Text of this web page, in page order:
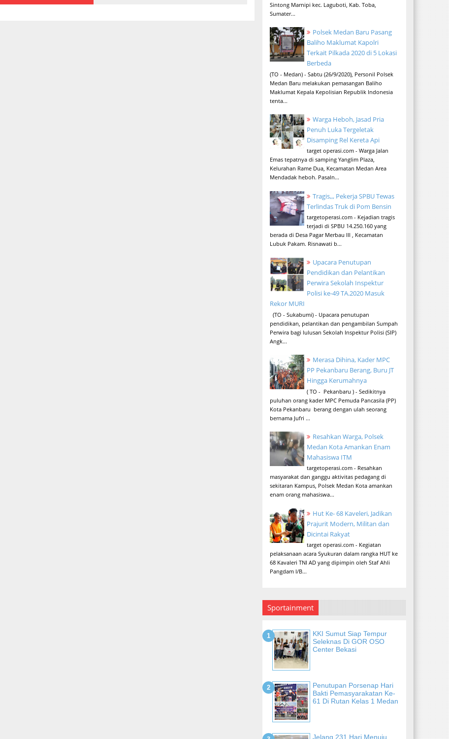
Sintong Marnipi kec. Laguboti, Kab. Toba,
Sumater...
Polsek Medan Baru Pasang
Baliho Maklumat Kapolri
Terkait Pilkada 2020 di 5 Lokasi
Berbeda
(TO - Medan) - Sabtu (26/9/2020), Personil Polsek
Medan Baru melakukan pemasangan Baliho
Maklumat Kepala Kepolisian Republik Indonesia
tenta...
Warga Heboh, Jasad Pria
Penuh Luka Tergeletak
Disamping Rel Kereta Api
target operasi.com - Warga Jalan
Emas tepatnya di samping Yanglim Plaza,
Kelurahan Rame Dua, Kecamatan Medan Area
Mendadak heboh. Pasaln...
Tragis,,, Pekerja SPBU Tewas
Terlindas Truk di Pom Bensin
targetoperasi.com - Kejadian tragis
terjadi di SPBU 14.250.160 yang
berada di Desa Pagar Merbau III , Kecamatan
Lubuk Pakam. Risnawati b...
Upacara Penutupan
Pendidikan dan Pelantikan
Perwira Sekolah Inspektur
Polisi ke-49 TA.2020 Masuk
Rekor MURI
(TO - Sukabumi) - Upacara penutupan
pendidikan, pelantikan dan pengambilan Sumpah
Perwira bagi lulusan Sekolah Inspektur Polisi (SIP)
Angk...
Merasa Dihina, Kader MPC
PP Pekanbaru Berang, Buru JT
Hingga Kerumahnya
( TO - Pekanbaru ) - Sedikitnya
puluhan orang kader MPC Pemuda Pancasila (PP)
Kota Pekanbaru berang dengan ulah seorang
bernama Jufri ...
Resahkan Warga, Polsek
Medan Kota Amankan Enam
Mahasiswa ITM
targetoperasi.com - Resahkan
masyarakat dan ganggu aktivitas pedagang di
sekitaran Kampus, Polsek Medan Kota amankan
enam orang mahasiswa...
Hut Ke- 68 Kaveleri, Jadikan
Prajurit Modern, Militan dan
Dicintai Rakyat
target operasi.com - Kegiatan
pelaksanaan acara Syukuran dalam rangka HUT ke
68 Kavaleri TNI AD yang dipimpin oleh Staf Ahli
Pangdam I/B...
Sportainment
KKI Sumut Siap Tempur
Seleknas Di GOR OSO
Center Bekasi
Penutupan Porsenap Hari
Bakti Pemasyarakatan Ke-
61 Di Rutan Kelas 1 Medan
Jelang 231 Hari Menuju